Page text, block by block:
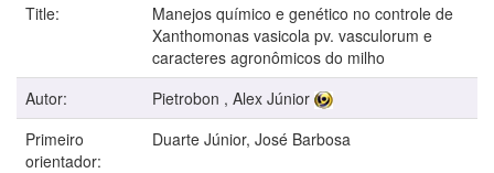
Title:
Manejos químico e genético no controle de
Xanthomonas vasicola pv. vasculorum e
caracteres agronômicos do milho
Autor:
Pietrobon , Alex Júnior
Primeiro
orientador:
Duarte Júnior, José Barbosa